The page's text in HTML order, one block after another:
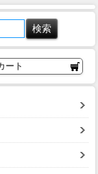
ート